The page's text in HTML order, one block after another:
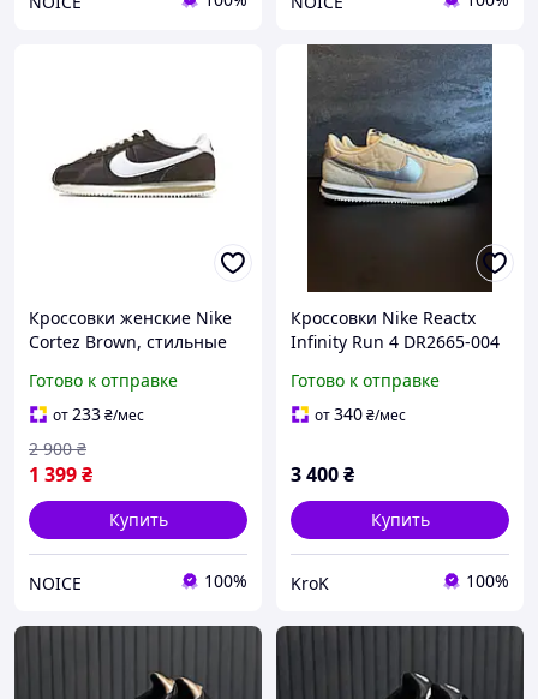
Кроссовки женские Nike
Cortez Brown, стильные
города Найк Кортез
Нейлон кросы
Готово к отправке
от233₴/мес
1 399₴
2 900 ₴
Купить
NOICE 100%
Кроссовки Nike Reactx
Infinity Run 4 DR2665-004
Готово к отправке
от340₴/мес
3 400₴
Купить
KroK 100%